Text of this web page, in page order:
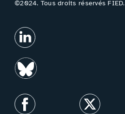
©2024. Tous droits réservés FIED.